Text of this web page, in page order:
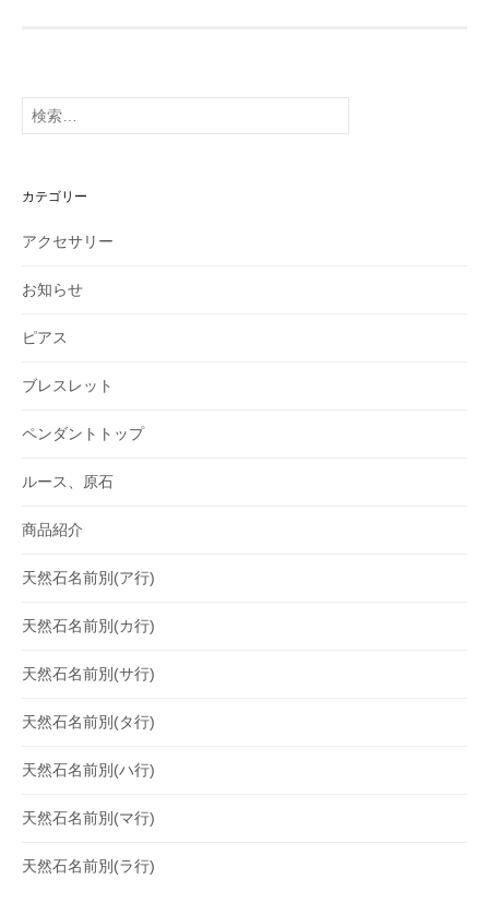
検
索:
カテゴリー
アクセサリー
お知らせ
ピアス
ブレスレット
ペンダントトップ
ルース、原石
商品紹介
天然石名前別(ア行)
天然石名前別(カ行)
天然石名前別(サ行)
天然石名前別(タ行)
天然石名前別(ハ行)
天然石名前別(マ行)
天然石名前別(ラ行)